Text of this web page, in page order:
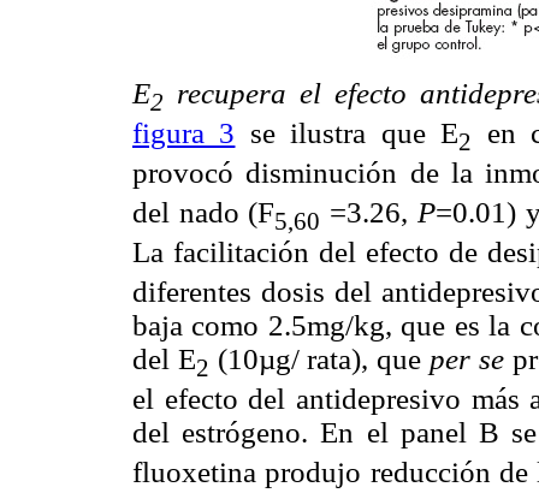
E2 recupera el efecto
figura 3 se ilustra que E2
en
provocó disminución de la
del nado (F5,60 =3.26, P=0.01)
La facilitación del efecto de
diferentes dosis del
baja como 2.5mg/kg, que es la
del E2 (10µg/ rata), que per se
el efecto del antidepresivo
del estrógeno. En el panel B
fluoxetina produjo reducción